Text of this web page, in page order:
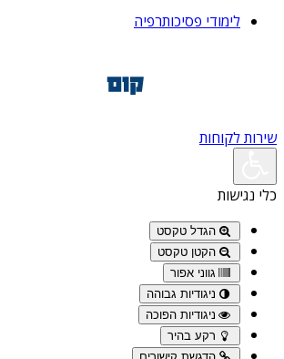
לימודי פסיכותרפיה
שירות לקוחות
כלי נגישות
הגדל טקסט
הקטן טקסט
גווני אפור
ניגודיות גבוהה
ניגודיות הפוכה
רקע בהיר